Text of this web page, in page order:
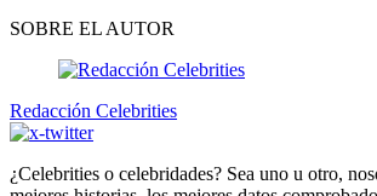
SOBRE EL AUTOR
Redacción Celebrities
¿Celebrities o celebridades? Sea uno u otro,